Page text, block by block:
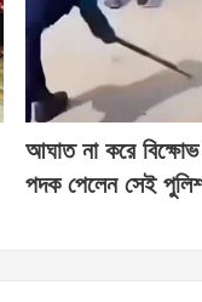
আঘাত না করে বিক্ষোভ
পদক পেলেন সেই